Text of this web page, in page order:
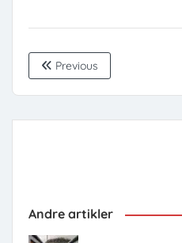
Previous
Andre artikler